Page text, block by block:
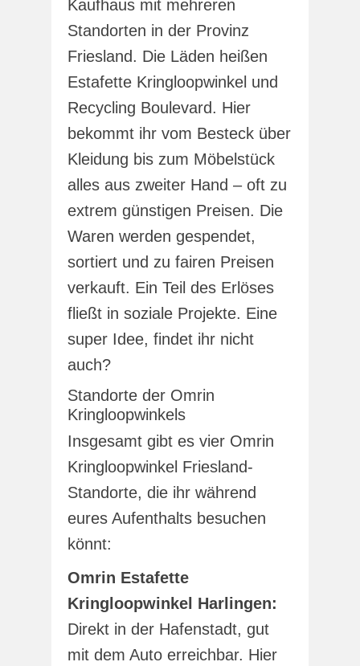
Kaufhaus mit mehreren
Standorten in der Provinz
Friesland. Die Läden heißen
Estafette Kringloopwinkel und
Recycling Boulevard. Hier
bekommt ihr vom Besteck über
Kleidung bis zum Möbelstück
alles aus zweiter Hand – oft zu
extrem günstigen Preisen. Die
Waren werden gespendet,
sortiert und zu fairen Preisen
verkauft. Ein Teil des Erlöses
fließt in soziale Projekte. Eine
super Idee, findet ihr nicht
auch?
Standorte der Omrin
Kringloopwinkels
Insgesamt gibt es vier Omrin
Kringloopwinkel Friesland-
Standorte, die ihr während
eures Aufenthalts besuchen
könnt:
Omrin Estafette
Kringloopwinkel Harlingen:
Direkt in der Hafenstadt, gut
mit dem Auto erreichbar. Hier